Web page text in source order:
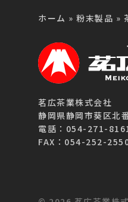
ホーム » 粉末製品 »
茗広茶業株式会社
静岡県静岡市葵区北
電話：054-271-
FAX：054-252-